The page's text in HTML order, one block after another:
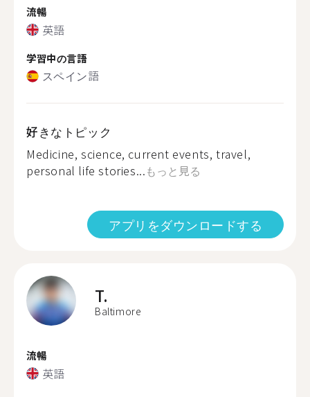
流暢
英語
学習中の言語
スペイン語
好きなトピック
Medicine, science, current events, travel,
personal life stories...もっと見る
アプリをダウンロードする
T.
Baltimore
流暢
英語